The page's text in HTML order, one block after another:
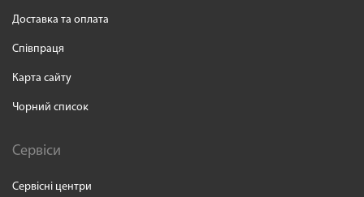
Доставка та оплата
Співпраця
Карта сайту
Чорний список
Сервіси
Сервісні центри